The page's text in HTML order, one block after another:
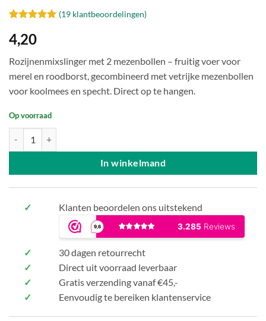
4.89op 5
gebaseerd
op
klant
waarderingen
(19klantbeoordelingen)
4,20
Rozijnenmixslinger met 2 mezenbollen – fruitig voer voor
merel en roodborst, gecombineerd met vetrijke mezenbollen
voor koolmees en specht. Direct op te hangen.
Op voorraad
In winkelmand
✓ Klanten beoordelen ons uitstekend
✓
30 dagen retourrecht
✓
Direct uit voorraad leverbaar
✓
Gratis verzending vanaf €45,-
✓
Eenvoudig te bereiken klantenservice